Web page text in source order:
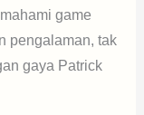
game
pengalaman, tak
gaya Patrick